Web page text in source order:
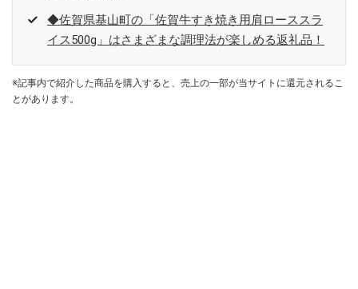
◆佐賀県基山町の「佐賀牛すき焼き用肩ローススラ
イス500g」はさまざまな調理法が楽しめる返礼品！
※記事内で紹介した商品を購入すると、売上の一部が当サイトに還元されるこ
とがあります。